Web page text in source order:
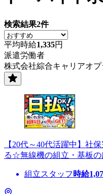
検索結果2件
平均時給1,335円
派遣労働者
株式会社綜合キャリアオ
【20代～40代活躍中】社
る☆無線機の組立・基板
組立スタッフ 時給